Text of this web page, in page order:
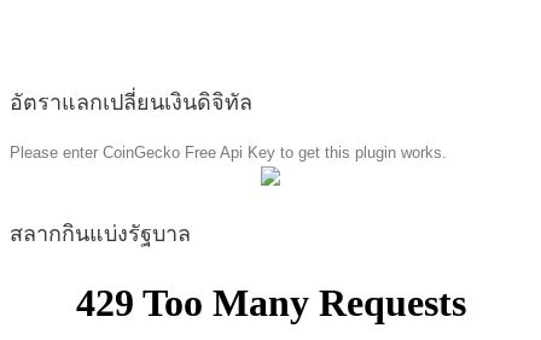
อัตราแลกเปลี่ยนเงินดิจิทัล
Please enter CoinGecko Free Api Key to get this plugin works.
สลากกินแบ่งรัฐบาล